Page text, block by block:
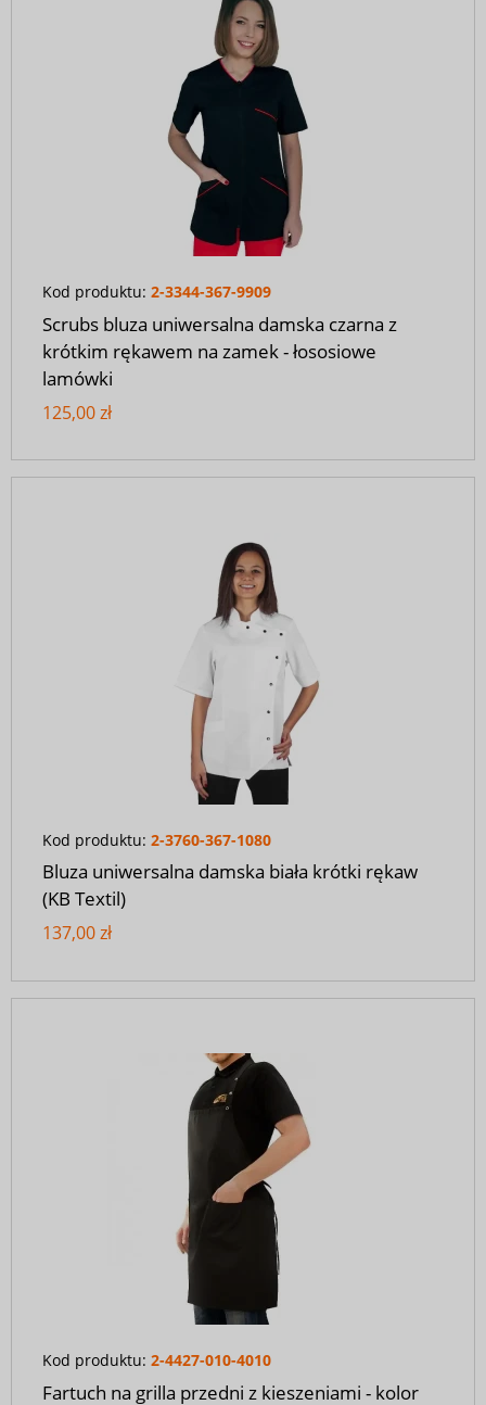
Kod produktu: 2-3344-367-9909
Scrubs bluza uniwersalna damska czarna z
krótkim rękawem na zamek - łososiowe
lamówki
125,00 zł
Kod produktu: 2-3760-367-1080
Bluza uniwersalna damska biała krótki rękaw
(KB Textil)
137,00 zł
Kod produktu: 2-4427-010-4010
Fartuch na grilla przedni z kieszeniami - kolor